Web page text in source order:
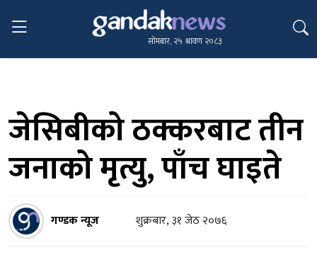
सोमबार, २५ श्रावण २०८३
जेसिबीको ठक्करबाट तीन
जनाको मृत्यु, पाँच घाइते
गण्डक न्यूज शुक्रबार, ३१ जेठ २०७६